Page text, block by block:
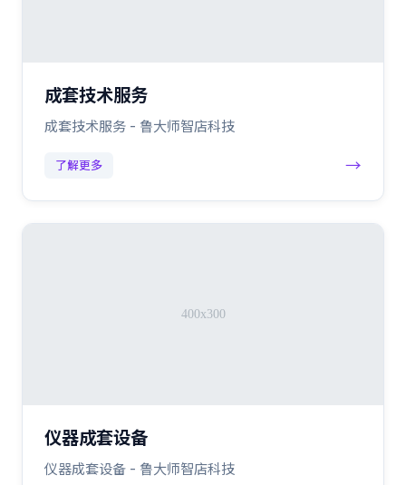
成套技术服务
成套技术服务 - 鲁大师智店科技
了解更多 →
仪器成套设备
仪器成套设备 - 鲁大师智店科技